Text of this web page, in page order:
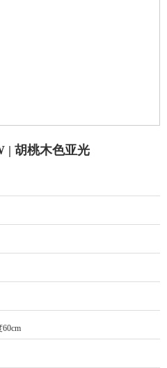
| 胡桃木色亚光